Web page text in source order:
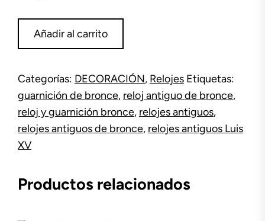
bronce
cantidad
Añadir al carrito
Categorías: DECORACIÓN, Relojes Etiquetas:
guarnición de bronce, reloj antiguo de bronce,
reloj y guarnición bronce, relojes antiguos,
relojes antiguos de bronce, relojes antiguos Luis
XV
Productos relacionados